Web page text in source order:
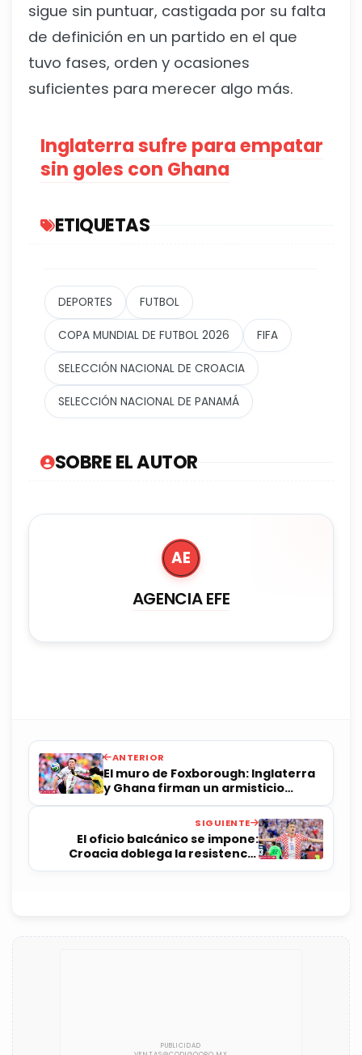
sigue sin puntuar, castigada por su falta
de definición en un partido en el que
tuvo fases, orden y ocasiones
suficientes para merecer algo más.
Inglaterra sufre para empatar
sin goles con Ghana
ETIQUETAS
DEPORTES FUTBOL
COPA MUNDIAL DE FUTBOL 2026 FIFA
SELECCIÓN NACIONAL DE CROACIA
SELECCIÓN NACIONAL DE PANAMÁ
SOBRE EL AUTOR
AE
AGENCIA EFE
ANTERIOR
El muro de Foxborough: Inglaterra
y Ghana firman un armisticio
táctico en un duelo de alta tensión
SIGUIENTE
El oficio balcánico se impone:
Croacia doblega la resistencia
canalera en Toronto